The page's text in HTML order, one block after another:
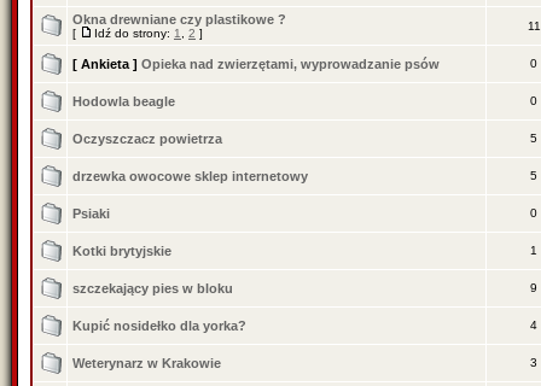
Okna drewniane czy plastikowe ?
[ Idź do strony: 1 2 ]
11
[ Ankieta ] Opieka nad zwierzętami, wyprowadzanie psów 0
Hodowla beagle 0
Oczyszczacz powietrza 5
drzewka owocowe sklep internetowy 5
Psiaki 0
Kotki brytyjskie 1
szczekający pies w bloku 9
Kupić nosidełko dla yorka? 4
Weterynarz w Krakowie 3